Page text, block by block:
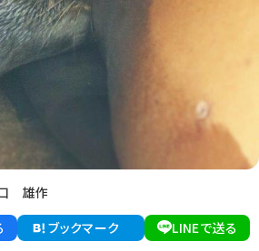
雄作
ブックマーク LINEで送る